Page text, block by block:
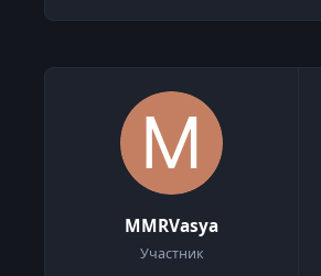
MMRVasya
Участник